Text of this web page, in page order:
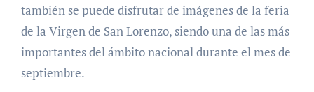
también se puede disfrutar de imágenes de la feria
de la Virgen de San Lorenzo, siendo una de las más
importantes del ámbito nacional durante el mes de
septiembre.